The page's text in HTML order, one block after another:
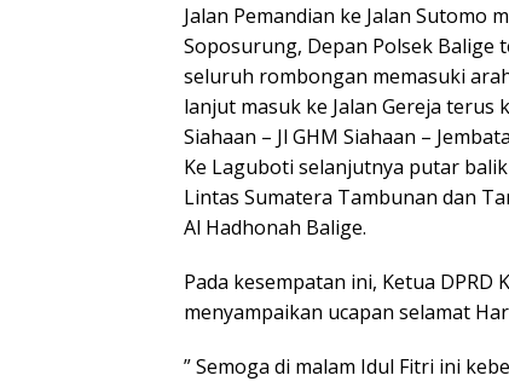
Jalan Pemandian ke Jalan Sutomo
Soposurung, Depan Polsek Balige
seluruh rombongan memasuki
lanjut masuk ke Jalan Gereja terus
Siahaan – Jl GHM Siahaan –
Ke Laguboti selanjutnya putar
Lintas Sumatera Tambunan dan
Al Hadhonah Balige.
Pada kesempatan ini, Ketua
menyampaikan ucapan selamat
” Semoga di malam Idul Fitri ini